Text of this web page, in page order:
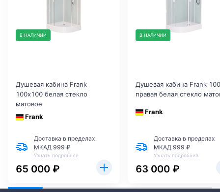
В НАЛИЧИИ
Душевая кабина Frank
100х100 белая стекло
матовое
Frank
Доставка в пределах
МКАД 999 ₽
Узнать подробнее
65 000 ₽
В НАЛИЧИИ
Душевая кабина Frank
правая белая стекло
Frank
Доставка в пределах
МКАД 999 ₽
Узнать подробнее
63 000 ₽